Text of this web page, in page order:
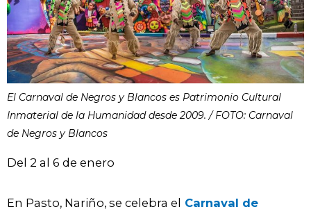
El Carnaval de Negros y Blancos es Patrimonio Cultural
Inmaterial de la Humanidad desde 2009. / FOTO: Carnaval
de Negros y Blancos
Del 2 al 6 de enero
En Pasto, Nariño, se celebra el Carnaval de